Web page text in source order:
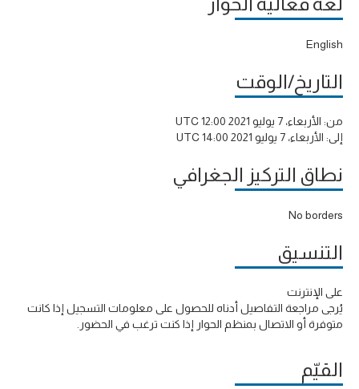
English
التاريخ/الوقت
من: الأربعاء، 7 يوليو 2021 12:00 UTC
إلى: الأربعاء، 7 يوليو 2021 14:00 UTC
نطاق التركيز الجغرافي
No borders
التنسيق
على الإنترنت
يُرجى مراجعة التفاصيل أدناه للحصول على معلومات التسجيل إذا كانت
متوفرة أو الاتصال بمنظم الحوار إذا كنت ترغب في الحضور.
القيّم